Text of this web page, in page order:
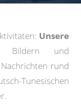
Unsere
Bildern und
rund
Tunesischen